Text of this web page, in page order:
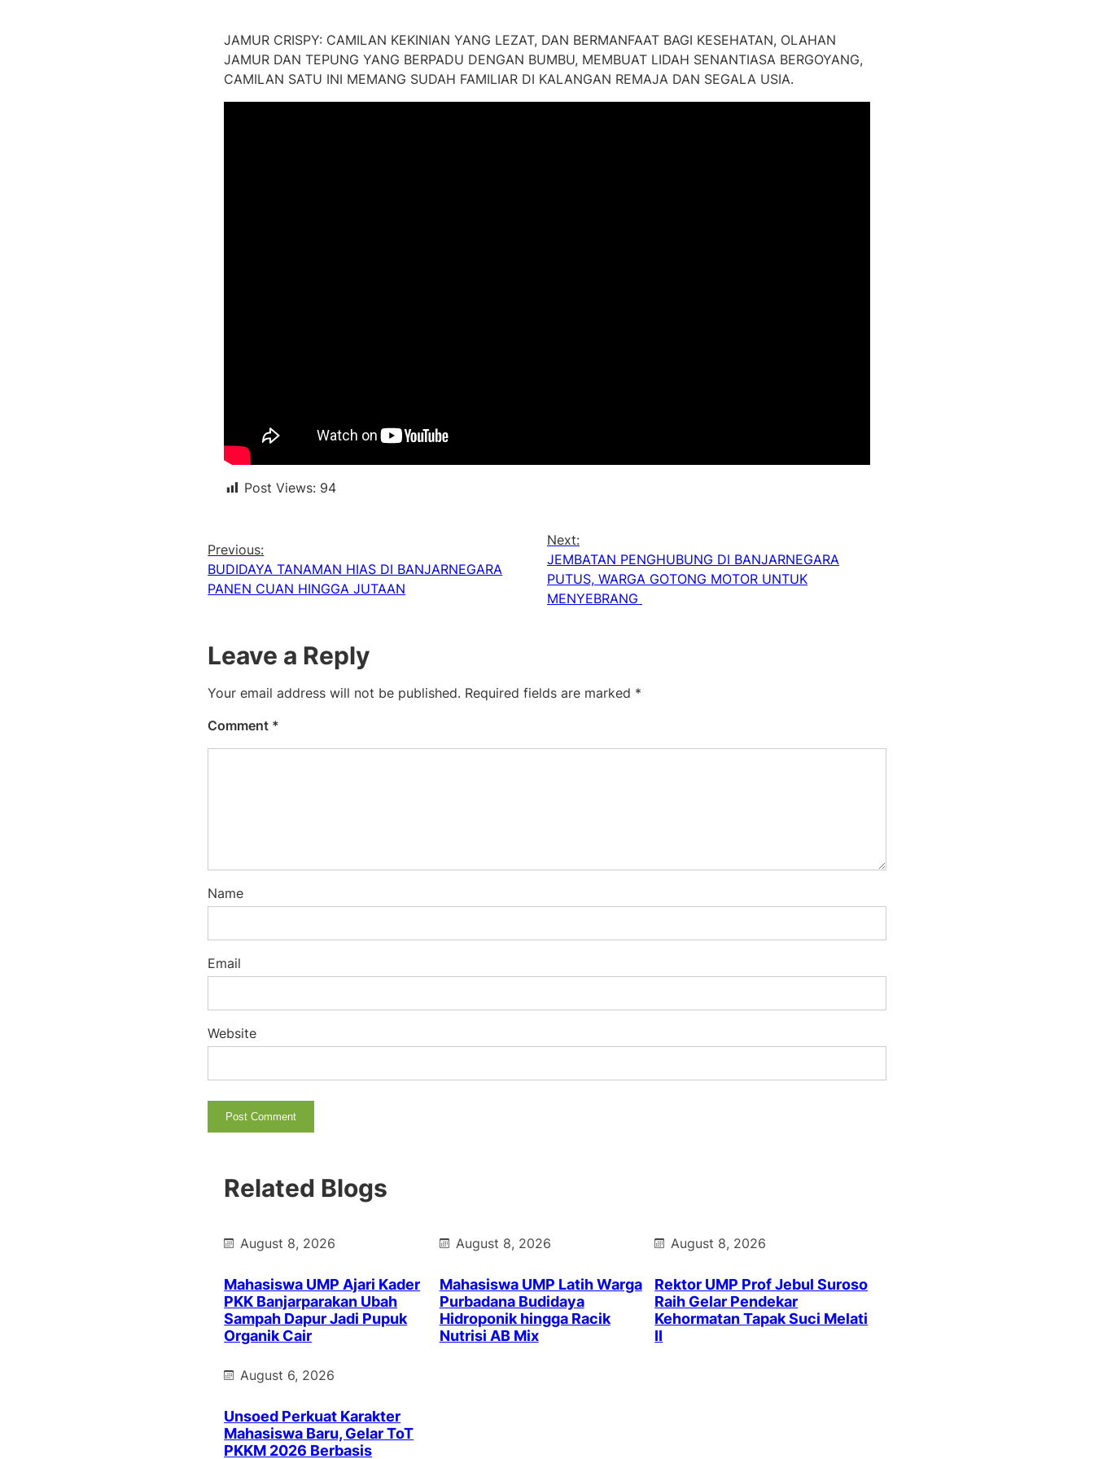
JAMUR CRISPY: CAMILAN KEKINIAN YANG LEZAT, DAN BERMANFAAT BAGI KESEHATAN, OLAHAN
JAMUR DAN TEPUNG YANG BERPADU DENGAN BUMBU, MEMBUAT LIDAH SENANTIASA BERGOYANG,
CAMILAN SATU INI MEMANG SUDAH FAMILIAR DI KALANGAN REMAJA DAN SEGALA USIA.
Post Views: 94
Previous:
BUDIDAYA TANAMAN HIAS DI BANJARNEGARA
PANEN CUAN HINGGA JUTAAN
Next:
JEMBATAN PENGHUBUNG DI BANJARNEGARA
PUTUS, WARGA GOTONG MOTOR UNTUK
MENYEBRANG
Leave a Reply
Your email address will not be published. Required fields are marked *
Comment *
Name
Email
Website
Related Blogs
August 8, 2026
Mahasiswa UMP Ajari Kader
PKK Banjarparakan Ubah
Sampah Dapur Jadi Pupuk
Organik Cair
August 8, 2026
Mahasiswa UMP Latih Warga
Purbadana Budidaya
Hidroponik hingga Racik
Nutrisi AB Mix
August 8, 2026
Rektor UMP Prof Jebul Suroso
Raih Gelar Pendekar
Kehormatan Tapak Suci Melati
II
August 6, 2026
Unsoed Perkuat Karakter
Mahasiswa Baru, Gelar ToT
PKKM 2026 Berbasis